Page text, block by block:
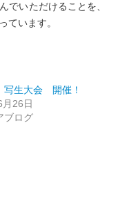
でいただけることを、
ています。
生大会 開催！
26日
ブログ